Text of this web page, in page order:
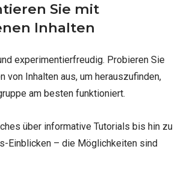
Sie mit
Inhalten
experimentierfreudig. Probieren Sie
von Inhalten aus, um herauszufinden,
am besten funktioniert.
über informative Tutorials bis hin zu
Einblicken – die Möglichkeiten sind